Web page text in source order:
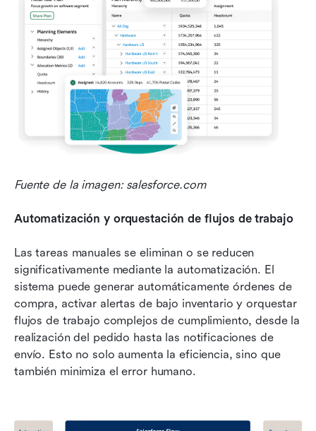
Fuente de la imagen: salesforce.com
Automatización y orquestación de flujos de trabajo
Las tareas manuales se eliminan o se reducen
significativamente mediante la automatización. El
sistema puede generar automáticamente órdenes de
compra, activar alertas de bajo inventario y orquestar
flujos de trabajo complejos de cumplimiento, desde la
realización del pedido hasta las notificaciones de
envío. Esto no solo aumenta la eficiencia, sino que
también minimiza el error humano.